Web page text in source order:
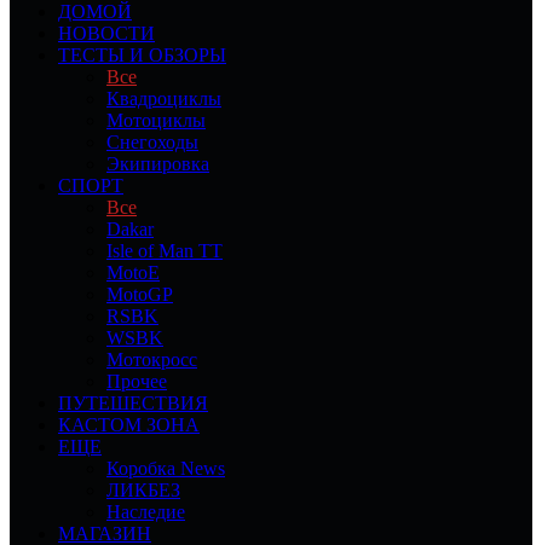
ДОМОЙ
НОВОСТИ
ТЕСТЫ И ОБЗОРЫ
Все
Квадроциклы
Мотоциклы
Снегоходы
Экипировка
СПОРТ
Все
Dakar
Isle of Man TT
MotoE
MotoGP
RSBK
WSBK
Мотокросс
Прочее
ПУТЕШЕСТВИЯ
КАСТОМ ЗОНА
ЕЩЕ
Коробка News
ЛИКБЕЗ
Наследие
МАГАЗИН